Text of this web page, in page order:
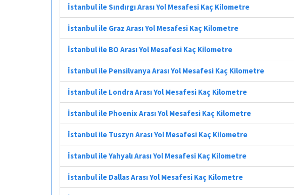
İstanbul ile Sındırgı Arası Yol Mesafesi Kaç Kilometre
İstanbul ile Graz Arası Yol Mesafesi Kaç Kilometre
İstanbul ile BO Arası Yol Mesafesi Kaç Kilometre
İstanbul ile Pensilvanya Arası Yol Mesafesi Kaç Kilometre
İstanbul ile Londra Arası Yol Mesafesi Kaç Kilometre
İstanbul ile Phoenix Arası Yol Mesafesi Kaç Kilometre
İstanbul ile Tuszyn Arası Yol Mesafesi Kaç Kilometre
İstanbul ile Yahyalı Arası Yol Mesafesi Kaç Kilometre
İstanbul ile Dallas Arası Yol Mesafesi Kaç Kilometre